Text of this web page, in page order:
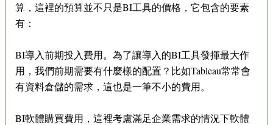
算，這裡的預算並不只是BI工具的價格，它包含的要素
有：
BI導入前期投入費用。為了讓導入的BI工具發揮最大作
用，我們前期需要有什麼樣的配置？比如Tableau常常會
有資料倉儲的需求，這也是一筆不小的費用。
BI軟體購買費用，這裡考慮滿足企業需求的情況下軟體